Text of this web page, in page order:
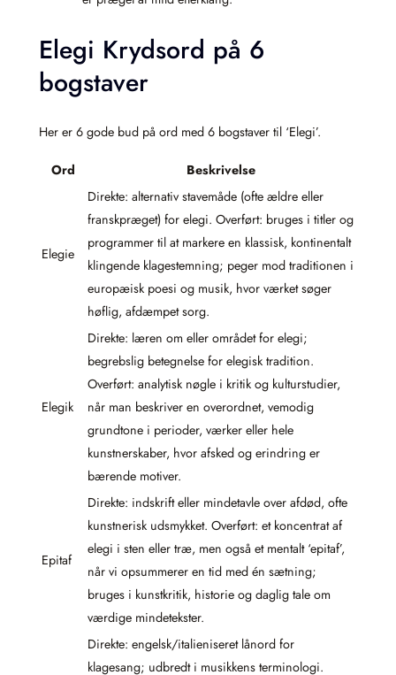
Elegi Krydsord på 6
bogstaver
Her er 6 gode bud på ord med 6 bogstaver til ‘Elegi’.
Ord Beskrivelse
Elegie
Direkte: alternativ stavemåde (ofte ældre eller
franskpræget) for elegi. Overført: bruges i titler og
programmer til at markere en klassisk, kontinentalt
klingende klagestemning; peger mod traditionen i
europæisk poesi og musik, hvor værket søger
høflig, afdæmpet sorg.
Elegik
Direkte: læren om eller området for elegi;
begrebslig betegnelse for elegisk tradition.
Overført: analytisk nøgle i kritik og kulturstudier,
når man beskriver en overordnet, vemodig
grundtone i perioder, værker eller hele
kunstnerskaber, hvor afsked og erindring er
bærende motiver.
Epitaf
Direkte: indskrift eller mindetavle over afdød, ofte
kunstnerisk udsmykket. Overført: et koncentrat af
elegi i sten eller træ, men også et mentalt ‘epitaf’,
når vi opsummerer en tid med én sætning;
bruges i kunstkritik, historie og daglig tale om
værdige mindetekster.
Direkte: engelsk/italieniseret lånord for
klagesang; udbredt i musikkens terminologi.